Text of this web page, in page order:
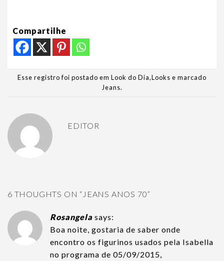
Compartilhe
Esse registro foi postado em Look do Dia,Looks e marcado
Jeans.
EDITOR
6 THOUGHTS ON “ JEANS ANOS 70”
Rosangela says:
Boa noite, gostaria de saber onde
encontro os figurinos usados pela Isabella
no programa de 05/09/2015,